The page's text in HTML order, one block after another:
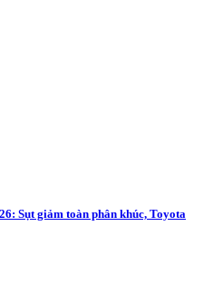
Sụt giảm toàn phân khúc, Toyota